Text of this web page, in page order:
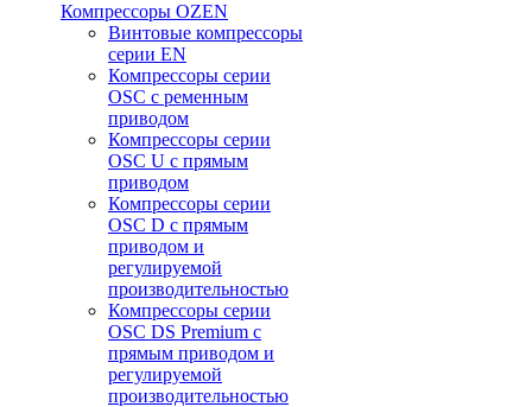
Компрессоры OZEN
Винтовые компрессоры
серии EN
Компрессоры серии
OSC с ременным
приводом
Компрессоры серии
OSC U с прямым
приводом
Компрессоры серии
OSC D с прямым
приводом и
регулируемой
производительностью
Компрессоры серии
OSC DS Premium с
прямым приводом и
регулируемой
производительностью